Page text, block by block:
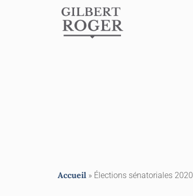
Accueil» Élections sénatoriales 2020